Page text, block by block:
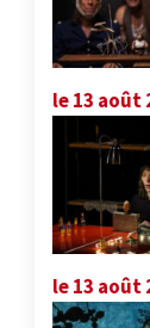
le 13 août
le 13 août